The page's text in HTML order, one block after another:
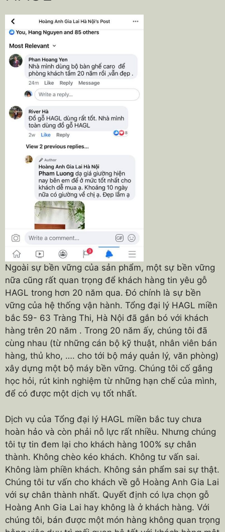
Ngoài sự bền vững của sản phẩm, một sự bền vững
nữa cũng rất quan trọng để khách hàng tin yêu gỗ
HAGL trong hơn 20 năm qua. Đó chính là sự bền
vững của hệ thống vận hành. Tổng đại lý HAGL miền
bắc 59- 63 Tràng Thi, Hà Nội đã gắn bó với khách
hàng trên 20 năm . Trong 20 năm ấy, chúng tôi đã
cùng nhau (từ những cán bộ kỹ thuật, nhân viên bán
hàng, thủ kho, …. cho tới bộ máy quản lý, văn phòng)
xây dựng một bộ máy bền vững. Chúng tôi cố gắng
học hỏi, rút kinh nghiệm từ những hạn chế của mình,
để có được một dịch vụ tốt nhất.
Dịch vụ của Tổng đại lý HAGL miền bắc tuy chưa
hoàn hảo và còn phải nỗ lực rất nhiều. Nhưng chúng
tôi tự tin đem lại cho khách hàng 100% sự chân
thành. Không chèo kéo khách. Không tư vấn sai.
Không làm phiền khách. Không sản phẩm sai sự thật.
Chúng tôi tư vấn cho khách về gỗ Hoàng Anh Gia Lai
với sự chân thành nhất. Quyết định có lựa chọn gỗ
Hoàng Anh Gia Lai hay không là ở khách hàng. Với
chúng tôi, bán được một món hàng không quan trọng